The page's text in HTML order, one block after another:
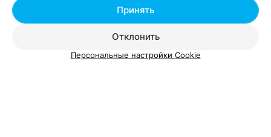
ЮВЕЛИРНАЯ МАСТЕРСКАЯ
Золотой самородок
Минск, ул. Кульман, 5
Отклонить
Принять
Персональные настройки Cookie